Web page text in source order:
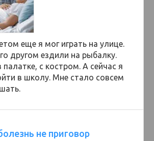
еще я мог играть на улице.
другом ездили на рыбалку.
с костром. А сейчас я
в школу. Мне стало совсем
не приговор